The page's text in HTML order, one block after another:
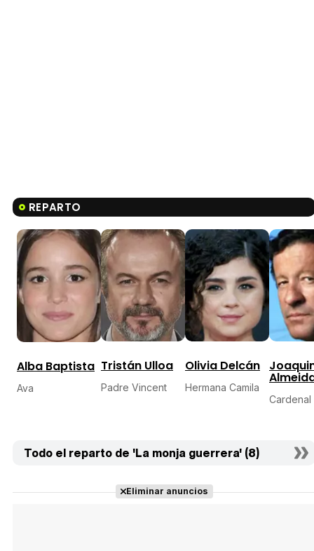
REPARTO
Alba Baptista
Ava
Tristán Ulloa
Padre Vincent
Olivia Delcán
Hermana Camila
Cardenal
Todo el reparto de 'La monja guerrera' (8)
Eliminar anuncios